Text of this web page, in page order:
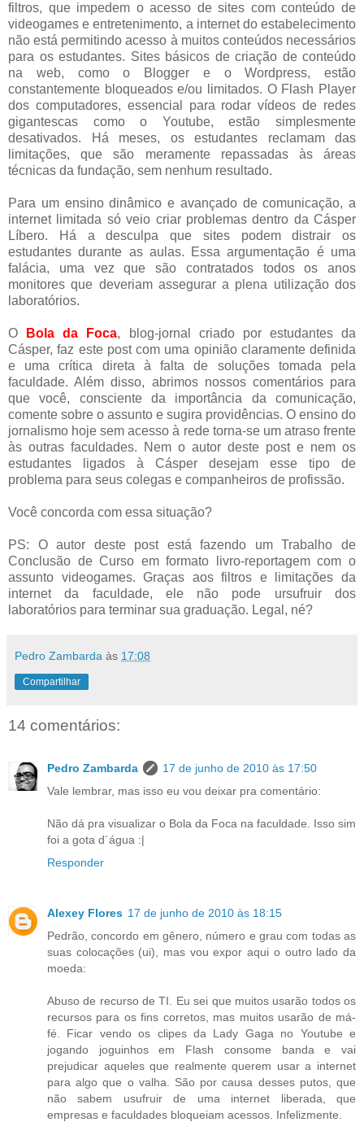
filtros, que impedem o acesso de sites com conteúdo de
videogames e entretenimento, a internet do estabelecimento
não está permitindo acesso à muitos conteúdos necessários
para os estudantes. Sites básicos de criação de conteúdo
na web, como o Blogger e o Wordpress, estão
constantemente bloqueados e/ou limitados. O Flash Player
dos computadores, essencial para rodar vídeos de redes
gigantescas como o Youtube, estão simplesmente
desativados. Há meses, os estudantes reclamam das
limitações, que são meramente repassadas às áreas
técnicas da fundação, sem nenhum resultado.
Para um ensino dinâmico e avançado de comunicação, a
internet limitada só veio criar problemas dentro da Cásper
Líbero. Há a desculpa que sites podem distrair os
estudantes durante as aulas. Essa argumentação é uma
falácia, uma vez que são contratados todos os anos
monitores que deveriam assegurar a plena utilização dos
laboratórios.
O Bola da Foca, blog-jornal criado por estudantes da
Cásper, faz este post com uma opinião claramente definida
e uma crítica direta à falta de soluções tomada pela
faculdade. Além disso, abrimos nossos comentários para
que você, consciente da importância da comunicação,
comente sobre o assunto e sugira providências. O ensino do
jornalismo hoje sem acesso à rede torna-se um atraso frente
às outras faculdades. Nem o autor deste post e nem os
estudantes ligados à Cásper desejam esse tipo de
problema para seus colegas e companheiros de profissão.
Você concorda com essa situação?
PS: O autor deste post está fazendo um Trabalho de
Conclusão de Curso em formato livro-reportagem com o
assunto videogames. Graças aos filtros e limitações da
internet da faculdade, ele não pode ursufruir dos
laboratórios para terminar sua graduação. Legal, né?
Pedro Zambarda às 17:08
Compartilhar
14 comentários:
Pedro Zambarda
17 de junho de 2010 às 17:50
Vale lembrar, mas isso eu vou deixar pra comentário:
Não dá pra visualizar o Bola da Foca na faculdade. Isso sim
foi a gota d´água :|
Responder
Alexey Flores 17 de junho de 2010 às 18:15
Pedrão, concordo em gênero, número e grau com todas as
suas colocações (ui), mas vou expor aqui o outro lado da
moeda:
Abuso de recurso de TI. Eu sei que muitos usarão todos os
recursos para os fins corretos, mas muitos usarão de má-
fé. Ficar vendo os clipes da Lady Gaga no Youtube e
jogando joguinhos em Flash consome banda e vai
prejudicar aqueles que realmente querem usar a internet
para algo que o valha. São por causa desses putos, que
não sabem usufruir de uma internet liberada, que
empresas e faculdades bloqueiam acessos. Infelizmente.